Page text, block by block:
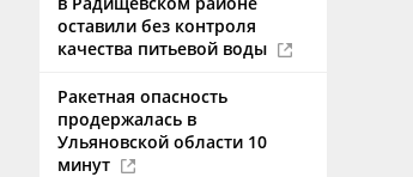
оставили без контроля
качества питьевой воды
Ракетная опасность
продержалась в
Ульяновской области 10
минут